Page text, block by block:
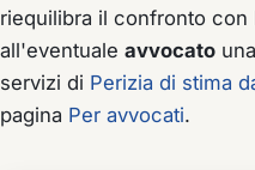
riequilibra il confronto
all'eventuale avvocato
servizi di Perizia di stima
pagina Per avvocati.